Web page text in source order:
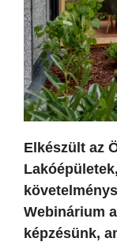
Elkészült az
Webinárium
képzésünk,